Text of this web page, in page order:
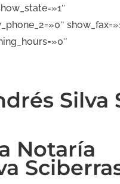
Silva
Notaría